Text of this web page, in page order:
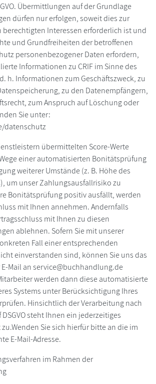
Übermittlungen auf der Grundlage
dürfen nur erfolgen, soweit dies zur
berechtigten Interessen erforderlich ist und
und Grundfreiheiten der betroffenen
personenbezogener Daten erfordern,
Informationen zu CRIF im Sinne des
d. h. Informationen zum Geschäftszweck, zu
zu den Datenempfängern,
zum Anspruch auf Löschung oder
Sie unter:
datenschutz
übermittelten Score-Werte
einer automatisierten Bonitätsprüfung
weiterer Umstände (z. B. Höhe des
um unser Zahlungsausfallrisiko zu
Bonitätsprüfung positiv ausfällt, werden
mit Ihnen annehmen. Andernfalls
mit Ihnen zu diesen
ablehnen. Sofern Sie mit unserer
Fall einer entsprechenden
einverstanden sind, können Sie uns das
Mail an service@buchhandlung.de
werden dann diese automatisierte
Systems unter Berücksichtigung Ihres
Hinsichtlich der Verarbeitung nach
DSGVO steht Ihnen ein jederzeitiges
Sie sich hierfür bitte an die im
E-Mail-Adresse.
im Rahmen der